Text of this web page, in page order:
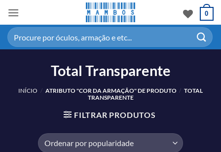
0
Total Transparente
INÍCIO / ATRIBUTO "COR DA ARMAÇÃO" DE PRODUTO / TOTAL
TRANSPARENTE
FILTRAR PRODUTOS